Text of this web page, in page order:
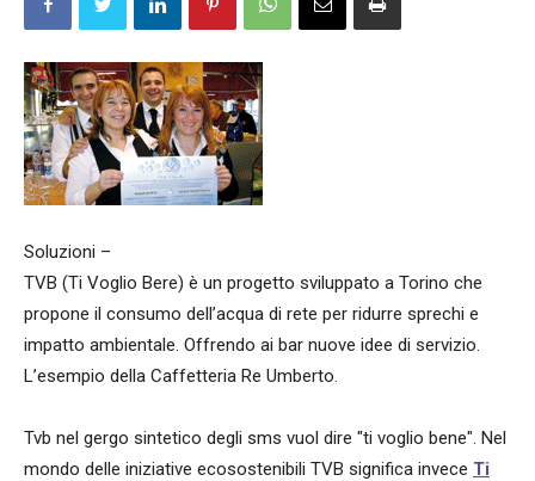
Soluzioni –
TVB (Ti Voglio Bere) è un progetto sviluppato a Torino che
propone il consumo dell’acqua di rete per ridurre sprechi e
impatto ambientale. Offrendo ai bar nuove idee di servizio.
L’esempio della Caffetteria Re Umberto.
Tvb nel gergo sintetico degli sms vuol dire "ti voglio bene". Nel
mondo delle iniziative ecosostenibili TVB significa invece Ti